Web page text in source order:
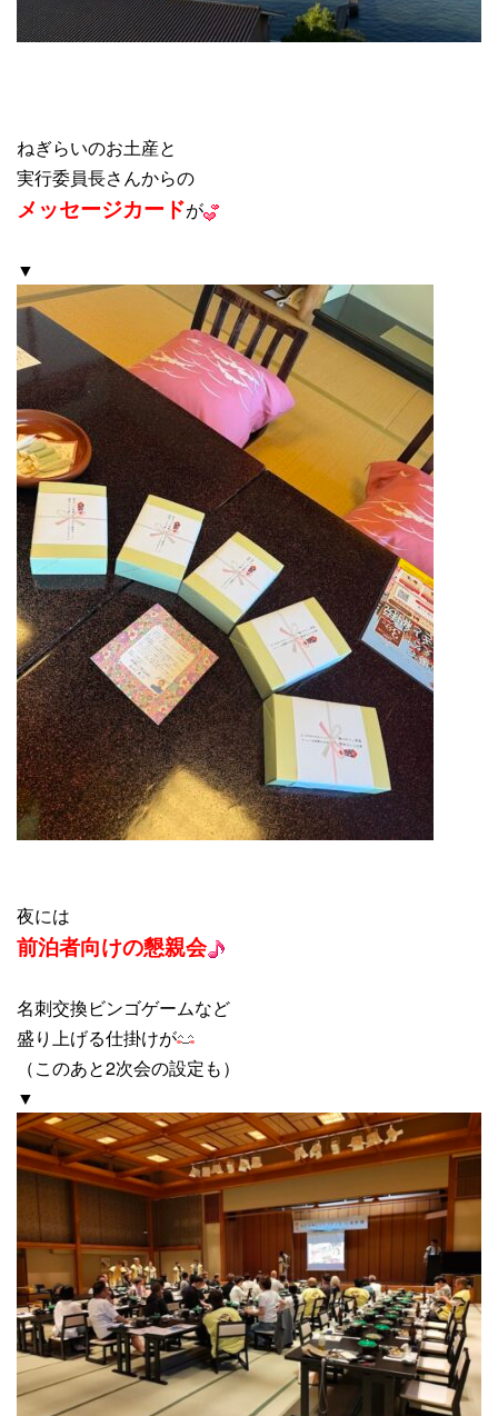
ねぎらいのお土産と
実行委員長さんからの
メッセージカードが
▼
夜には
前泊者向けの懇親会
名刺交換ビンゴゲームなど
盛り上げる仕掛けが
（このあと2次会の設定も）
▼